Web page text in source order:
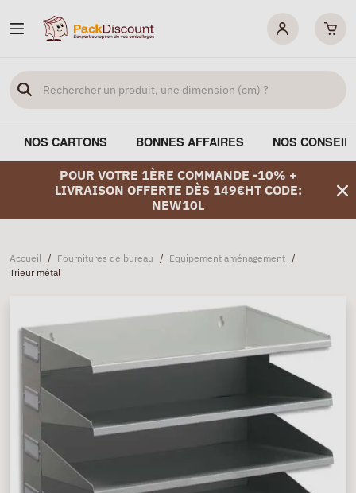
NOS CARTONS BONNES AFFAIRES NOS
POUR VOTRE 1ÈRE COMMANDE -10% +
LIVRAISON OFFERTE DÈS 149€HT CODE:
NEW10L
Accueil / Fournitures de bureau / Equipement aménagement /
Trieur métal